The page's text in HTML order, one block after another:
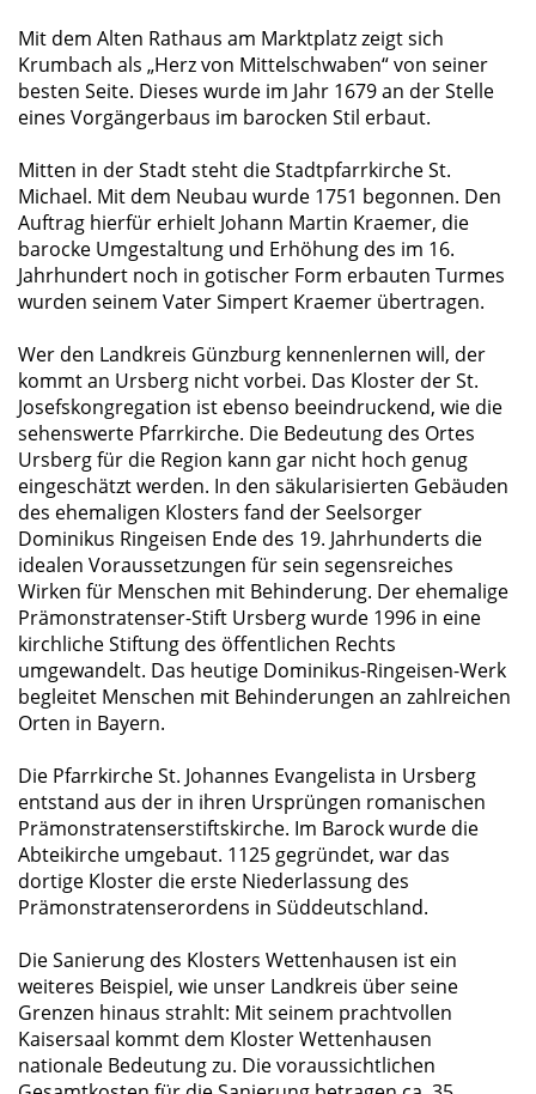
Mit dem Alten Rathaus am Marktplatz zeigt sich
Krumbach als „Herz von Mittelschwaben“ von seiner
besten Seite. Dieses wurde im Jahr 1679 an der Stelle
eines Vorgängerbaus im barocken Stil erbaut.
Mitten in der Stadt steht die Stadtpfarrkirche St.
Michael. Mit dem Neubau wurde 1751 begonnen. Den
Auftrag hierfür erhielt Johann Martin Kraemer, die
barocke Umgestaltung und Erhöhung des im 16.
Jahrhundert noch in gotischer Form erbauten Turmes
wurden seinem Vater Simpert Kraemer übertragen.
Wer den Landkreis Günzburg kennenlernen will, der
kommt an Ursberg nicht vorbei. Das Kloster der St.
Josefskongregation ist ebenso beeindruckend, wie die
sehenswerte Pfarrkirche. Die Bedeutung des Ortes
Ursberg für die Region kann gar nicht hoch genug
eingeschätzt werden. In den säkularisierten Gebäuden
des ehemaligen Klosters fand der Seelsorger
Dominikus Ringeisen Ende des 19. Jahrhunderts die
idealen Voraussetzungen für sein segensreiches
Wirken für Menschen mit Behinderung. Der ehemalige
Prämonstratenser-Stift Ursberg wurde 1996 in eine
kirchliche Stiftung des öffentlichen Rechts
umgewandelt. Das heutige Dominikus-Ringeisen-Werk
begleitet Menschen mit Behinderungen an zahlreichen
Orten in Bayern.
Die Pfarrkirche St. Johannes Evangelista in Ursberg
entstand aus der in ihren Ursprüngen romanischen
Prämonstratenserstiftskirche. Im Barock wurde die
Abteikirche umgebaut. 1125 gegründet, war das
dortige Kloster die erste Niederlassung des
Prämonstratenserordens in Süddeutschland.
Die Sanierung des Klosters Wettenhausen ist ein
weiteres Beispiel, wie unser Landkreis über seine
Grenzen hinaus strahlt: Mit seinem prachtvollen
Kaisersaal kommt dem Kloster Wettenhausen
nationale Bedeutung zu. Die voraussichtlichen